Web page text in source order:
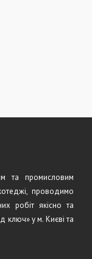
та промисловим
проводимо
робіт якісно та
ключ» у м. Києві та